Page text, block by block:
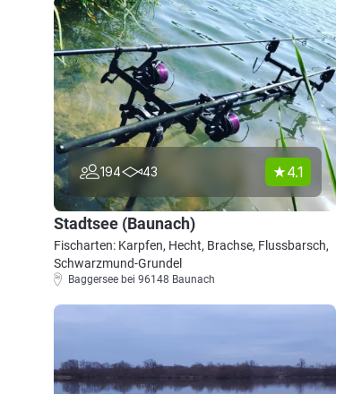
194 43 4.1
Stadtsee (Baunach)
Fischarten: Karpfen, Hecht, Brachse, Flussbarsch,
Schwarzmund-Grundel
Baggersee bei 96148 Baunach